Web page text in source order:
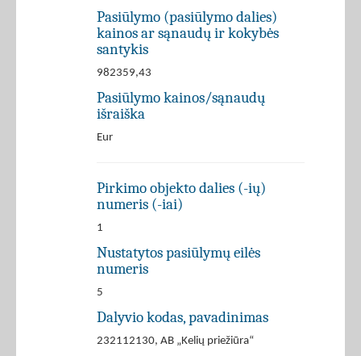
Pasiūlymo (pasiūlymo dalies)
kainos ar sąnaudų ir kokybės
santykis
982359,43
Pasiūlymo kainos/sąnaudų
išraiška
Eur
Pirkimo objekto dalies (-ių)
numeris (-iai)
1
Nustatytos pasiūlymų eilės
numeris
5
Dalyvio kodas, pavadinimas
232112130, AB „Kelių priežiūra“